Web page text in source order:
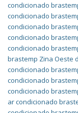
condicionado
condicionado
condicionado
condicionado
condicionado
brastemp Zina Oeste
condicionado
condicionado
condicionado
ar condicionado